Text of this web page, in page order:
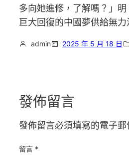
多向她進修，了解嗎？」
巨大回復的中國夢供給無力
admin 2025 年 5 月 18 日
發佈留言
發佈留言必須填寫的電子郵
留言 *